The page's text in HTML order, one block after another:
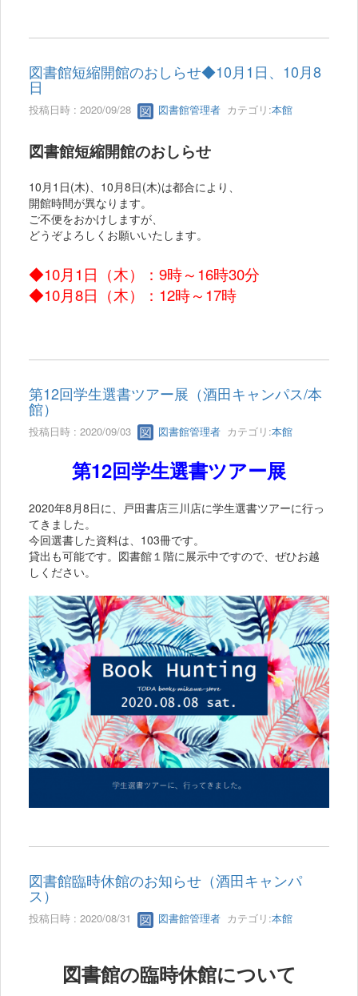
図書館短縮開館のおしらせ◆10月1日、10月8
日
投稿日時 : 2020/09/28 図書館管理者 カテゴリ:本館
図書館短縮開館のおしらせ
10月1日(木)、10月8日(木)は都合により、
開館時間が異なります。
ご不便をおかけしますが、
どうぞよろしくお願いいたします。
◆10月1日（木）：9時～16時30分
◆10月8日（木）： 12時～17時
第12回学生選書ツアー展（酒田キャンパス/本
館）
投稿日時 : 2020/09/03 図書館管理者 カテゴリ:本館
第12回学生選書ツアー展
2020年8月8日に、戸田書店三川店に学生選書ツアーに行っ
てきました。
今回選書した資料は、103冊です。
貸出も可能です。図書館１階に展示中ですので、ぜひお越
しください。
図書館臨時休館のお知らせ（酒田キャンパ
ス）
投稿日時 : 2020/08/31 図書館管理者 カテゴリ:本館
図書館の臨時休館について